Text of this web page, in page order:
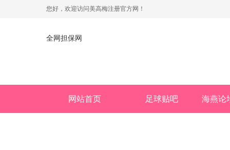
您好，欢迎访问美高梅注册官方网！
全网担保网
网站首页 足球贴吧 海燕论